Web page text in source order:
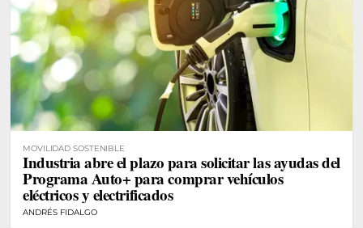
MOVILIDAD SOSTENIBLE
Industria abre el plazo para solicitar las ayudas del
Programa Auto+ para comprar vehículos
eléctricos y electrificados
ANDRÉS FIDALGO